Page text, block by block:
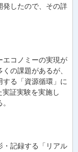
発したので、その詳
エコノミーの実現が
の課題があるが、
る「資源循環」に
証実験を実施し
・記録する「リアル